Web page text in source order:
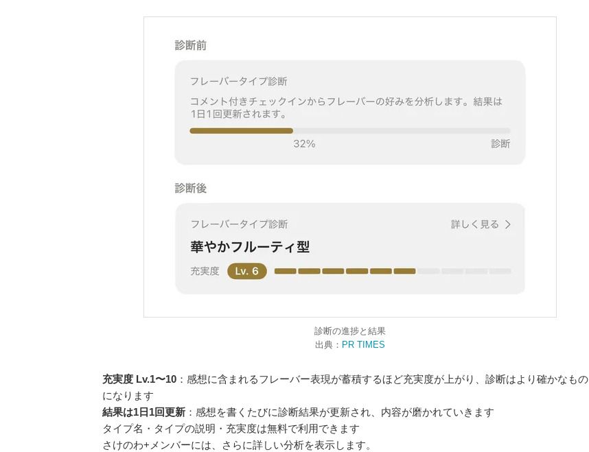
診断の進捗と結果
出典： PR TIMES
充実度 Lv.1〜10 ：感想に含まれるフレーバー表現が蓄積するほど充実度が上がり、診断はより確かなもの
になります
結果は1日1回更新 ：感想を書くたびに診断結果が更新され、内容が磨かれていきます
タイプ名・タイプの説明・充実度は無料で利用できます
さけのわ+メンバーには、さらに詳しい分析を表示します。